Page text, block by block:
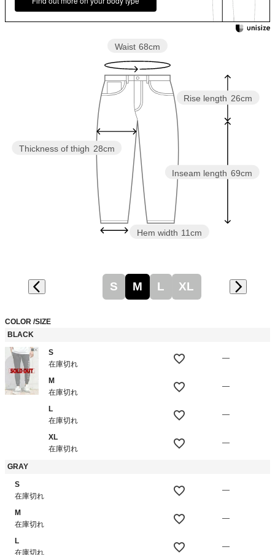
Inseam length 69cm
Rise length 26cm
Hem width 11cm
Thickness of thigh 28cm
Waist 68cm
S M L XL
COLOR SIZE
BLACK
S
在庫切れ
—
M
在庫切れ
—
L
在庫切れ
—
XL
在庫切れ
—
GRAY
S
在庫切れ
—
M
在庫切れ
—
L
在庫切れ
—